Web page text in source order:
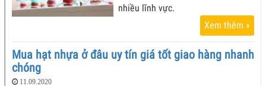
nhiều lĩnh vực.
Xem thêm »
Mua hạt nhựa ở đâu uy tín giá tốt giao hàng nhanh
chóng
11.09.2020